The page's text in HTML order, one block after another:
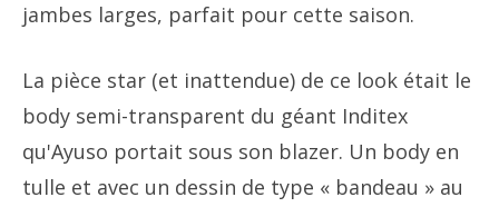
jambes larges, parfait pour cette saison.
La pièce star (et inattendue) de ce look était le
body semi-transparent du géant Inditex
qu'Ayuso portait sous son blazer. Un body en
tulle et avec un dessin de type « bandeau » au